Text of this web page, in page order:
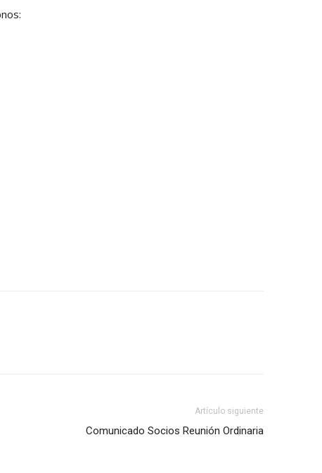
Artículo siguiente
Comunicado Socios Reunión Ordinaria